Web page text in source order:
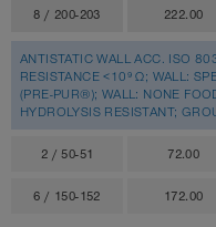
8 / 200-203 222.00
ANTISTATIC WALL ACC. ISO
RESISTANCE <10⁹ Ω; WALL:
(PRE-PUR®); WALL: NONE
HYDROLYSIS RESISTANT;
2 / 50-51 72.00
6 / 150-152 172.00